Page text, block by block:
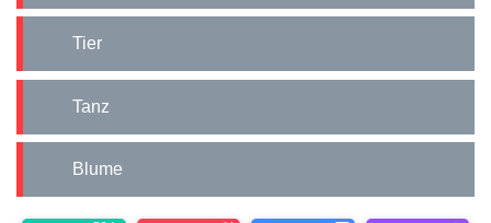
Tier
Tanz
Blume